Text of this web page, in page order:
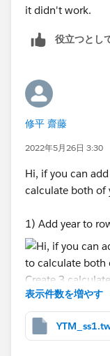
it didn't work.
役立つとし
修平 齋藤
2022年5月26日 3:30
Hi, if you can
calculate both of
1) Add year to
2) Create 3
表示件数を増やす